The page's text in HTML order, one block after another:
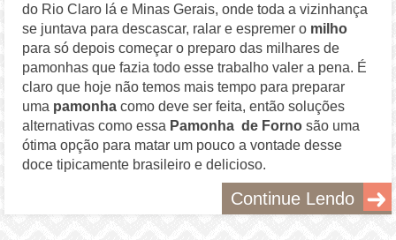
do Rio Claro lá e Minas Gerais, onde toda a vizinhança
se juntava para descascar, ralar e espremer o milho
para só depois começar o preparo das milhares de
pamonhas que fazia todo esse trabalho valer a pena. É
claro que hoje não temos mais tempo para preparar
uma pamonha como deve ser feita, então soluções
alternativas como essa Pamonha de Forno são uma
ótima opção para matar um pouco a vontade desse
doce tipicamente brasileiro e delicioso.
Continue Lendo